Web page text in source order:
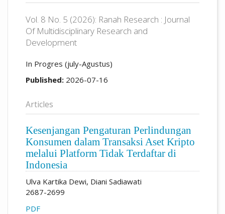
Vol. 8 No. 5 (2026): Ranah Research : Journal
Of Multidisciplinary Research and
Development
In Progres (july-Agustus)
Published: 2026-07-16
Articles
Kesenjangan Pengaturan Perlindungan
Konsumen dalam Transaksi Aset Kripto
melalui Platform Tidak Terdaftar di
Indonesia
Ulva Kartika Dewi, Diani Sadiawati
2687-2699
PDF